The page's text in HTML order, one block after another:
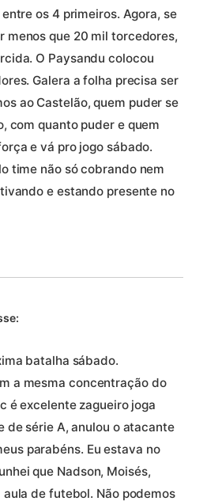
os 4 primeiros. Agora, se
menos que 20 mil torcedores,
O Paysandu colocou
Galera a folha precisa ser
ao Castelão, quem puder se
com quanto puder e quem
e vá pro jogo sábado.
time não só cobrando nem
e estando presente no
batalha sábado.
a mesma concentração do
é excelente zagueiro joga
de série A, anulou o atacante
parabéns. Eu estava no
que Nadson, Moisés,
aula de futebol. Não podemos